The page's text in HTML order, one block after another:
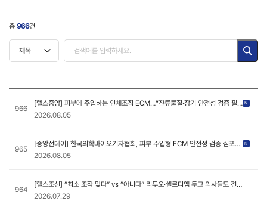
총 966건
966
[헬스중앙] 피부에 주입하는 인체조직 ECM…“잔류물질·장기 안전성 검증 필
요”
N
2026.08.05
965
[중앙선데이] 한국의학바이오기자협회, 피부 주입형 ECM 안전성 검증 심포지
엄 개최
N
2026.08.05
964
[헬스조선] “최소 조작 맞다” vs “아니다” 리투오·셀르디엠 두고 의사들도 견해
...
2026.07.29